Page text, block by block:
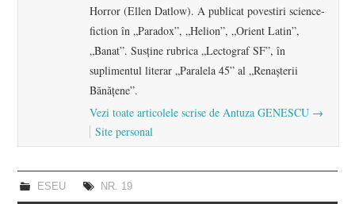
Horror (Ellen Datlow). A publicat povestiri science-
fiction în „Paradox”, „Helion”, „Orient Latin”,
„Banat”. Susţine rubrica „Lectograf SF”, în
suplimentul literar „Paralela 45” al „Renaşterii
Bănăţene”.
Vezi toate articolele scrise de Antuza GENESCU →
Site personal
ESEU NR. 19